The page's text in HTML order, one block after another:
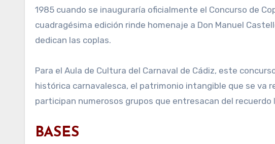
1985 cuando se inauguraría oficialmente el Concurso de
cuadragésima edición rinde homenaje a Don Manuel
dedican las coplas.
Para el Aula de Cultura del Carnaval de Cádiz, este
histórica carnavalesca, el patrimonio intangible que se va
participan numerosos grupos que entresacan del
BASES